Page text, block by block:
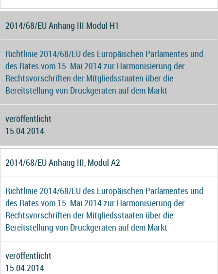
2014/68/EU Anhang III Modul H1
Richtlinie 2014/68/EU des Europäischen Parlamentes und
des Rates vom 15. Mai 2014 zur Harmonisierung der
Rechtsvorschriften der Mitgliedsstaaten über die
Bereitstellung von Druckgeräten auf dem Markt
veröffentlicht
15.04.2014
2014/68/EU Anhang III, Modul A2
Richtlinie 2014/68/EU des Europäischen Parlamentes und
des Rates vom 15. Mai 2014 zur Harmonisierung der
Rechtsvorschriften der Mitgliedsstaaten über die
Bereitstellung von Druckgeräten auf dem Markt
veröffentlicht
15.04.2014